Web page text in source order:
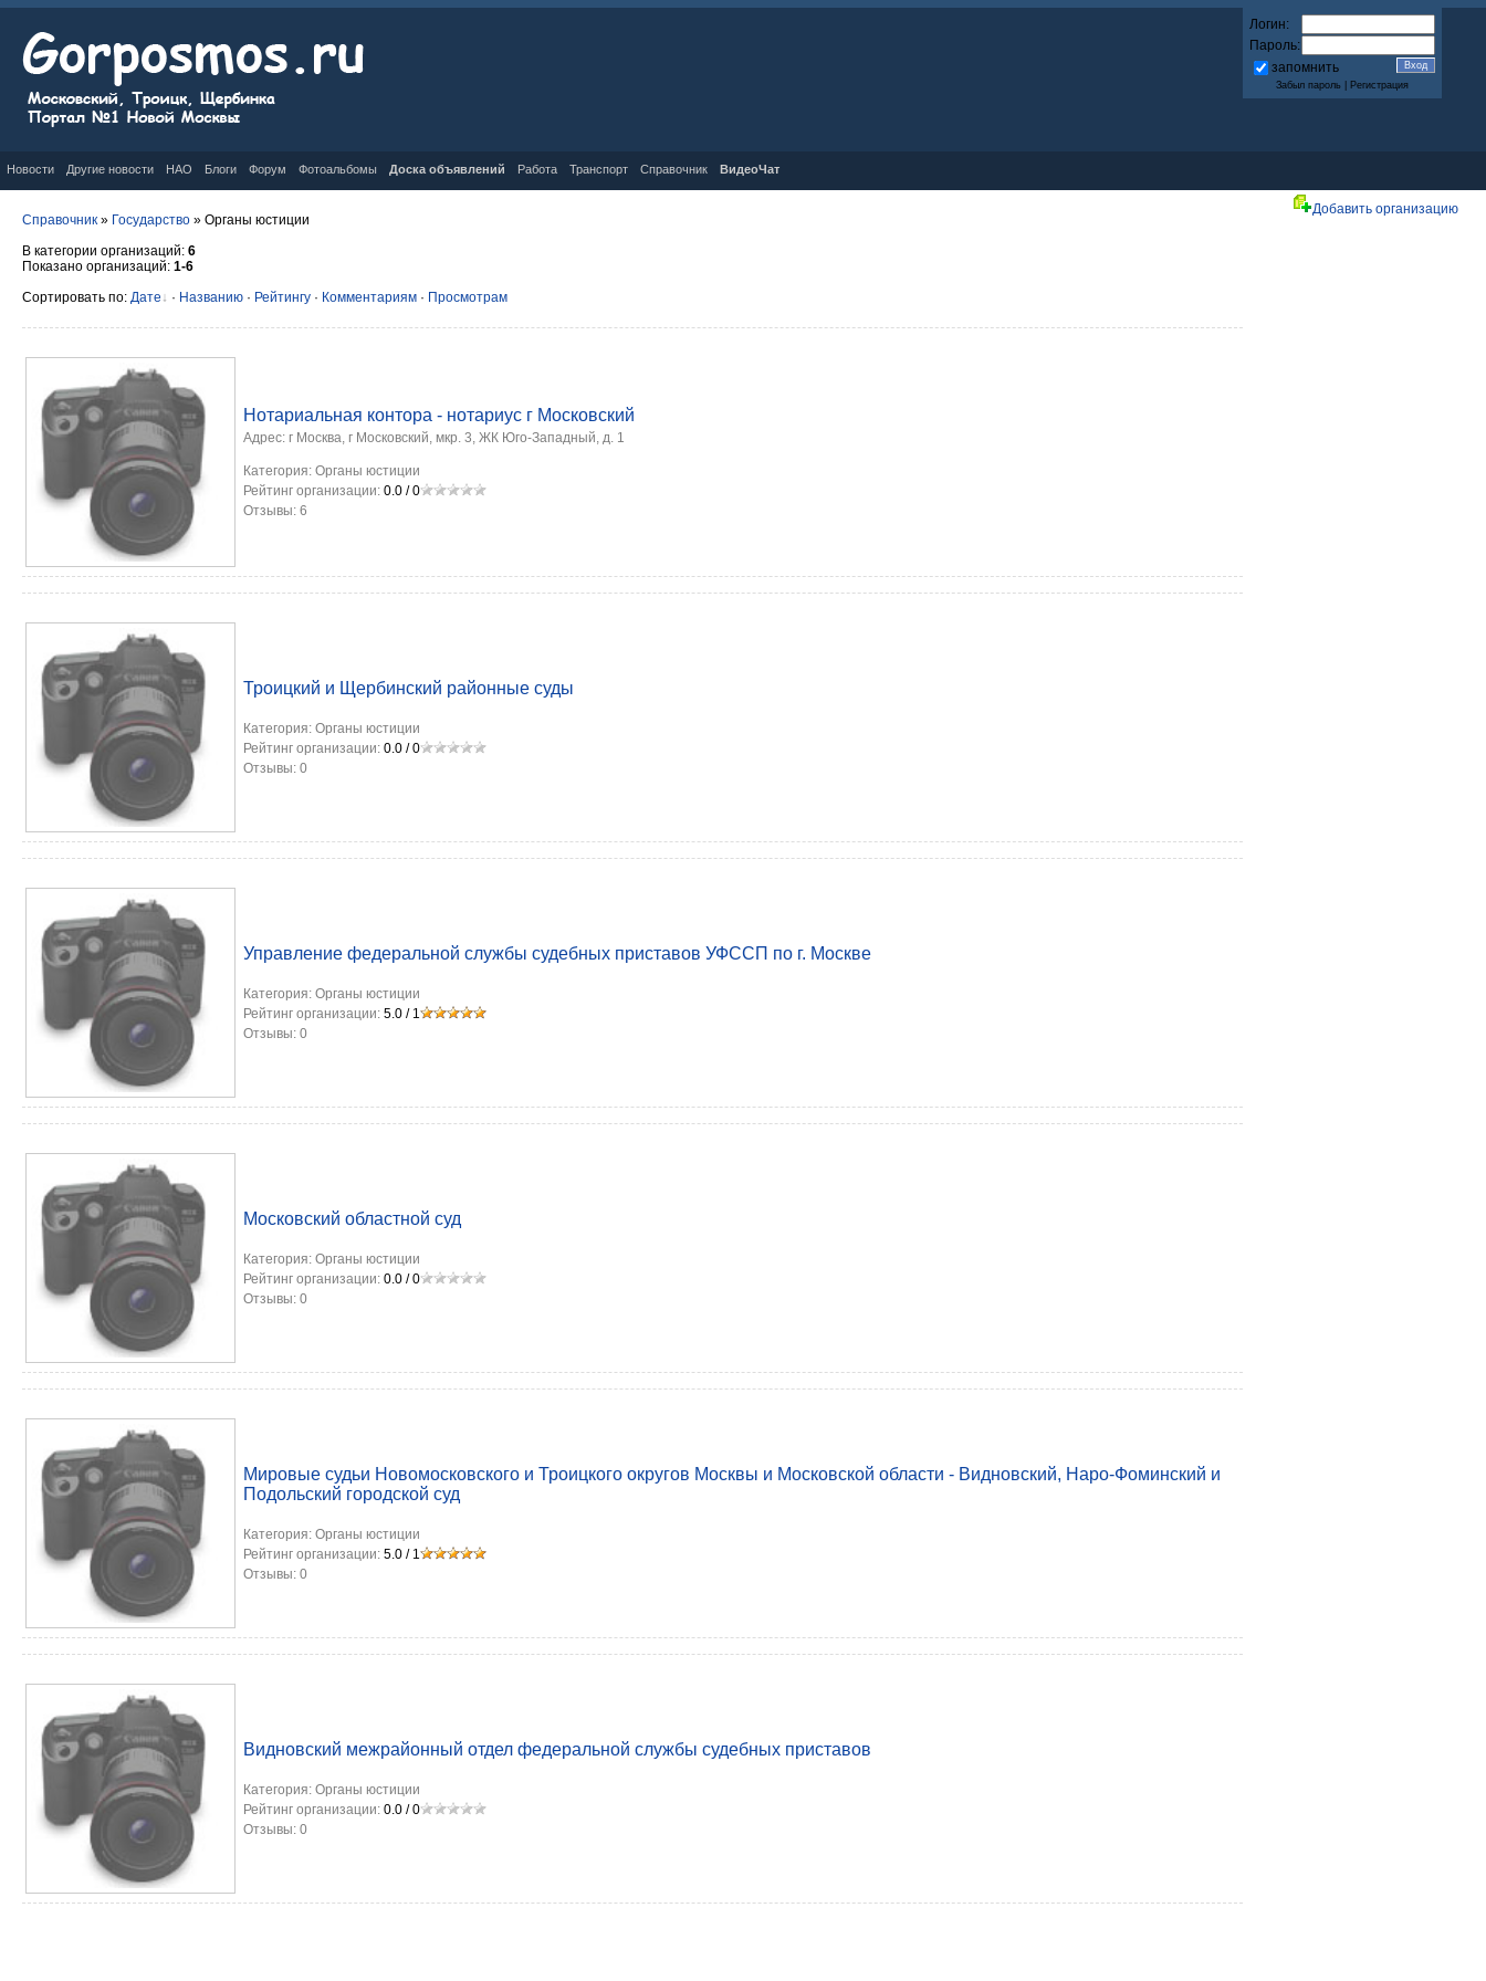
Логин:
Пароль:
запомнить
Забыл пароль Регистрация
Новости Другие новости НАО Блоги Форум Фотоальбомы Доска объявлений Работа Транспорт Справочник ВидеоЧат
Справочник » Государство » Органы юстиции
В категории организаций: 6
Показано организаций: 1-6
Сортировать по: Дате · Названию · Рейтингу · Комментариям · Просмотрам
Нотариальная контора - нотариус г Московский
Адрес: г Москва, г Московский, мкр. 3, ЖК Юго-Западный, д. 1
Категория: Органы юстиции
Рейтинг организации: 0.0 /0
Отзывы: 6
Троицкий и Щербинский районные суды
Категория: Органы юстиции
Рейтинг организации: 0.0 /0
Отзывы: 0
Управление федеральной службы судебных приставов УФССП по г. Москве
Категория: Органы юстиции
Рейтинг организации: 5.0 / 1
Отзывы: 0
Московский областной суд
Категория: Органы юстиции
Рейтинг организации: 0.0 /0
Отзывы: 0
Мировые судьи Новомосковского и Троицкого округов Москвы и Московской области - Видновский, Наро-Фоминский и
Подольский городской суд
Категория: Органы юстиции
Рейтинг организации: 5.0 / 1
Отзывы: 0
Видновский межрайонный отдел федеральной службы судебных приставов
Категория: Органы юстиции
Рейтинг организации: 0.0 /0
Отзывы: 0
Добавить организацию